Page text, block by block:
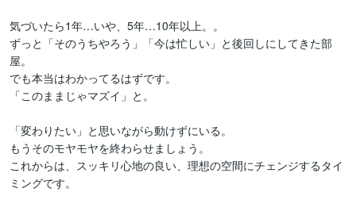
気づいたら1年…いや、5年…10年以上。。
ずっと「そのうちやろう」「今は忙しい」と後回しにしてきた部
屋。
でも本当はわかってるはずです。
「このままじゃマズイ」と。
「変わりたい」と思いながら動けずにいる。
もうそのモヤモヤを終わらせましょう。
これからは、スッキリ心地の良い、理想の空間にチェンジするタイ
ミングです。